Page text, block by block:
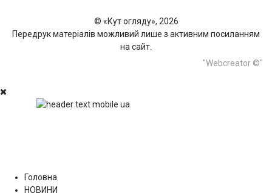
© «Кут огляду», 2026
Передрук матеріалів можливий лише з активним посиланням
на сайт.
"Webcreator ©"
Головна
НОВИНИ